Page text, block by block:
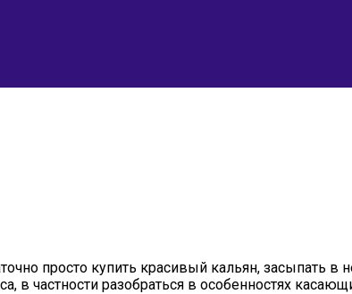
просто купить красивый кальян, засыпать
в частности разобраться в особенностях